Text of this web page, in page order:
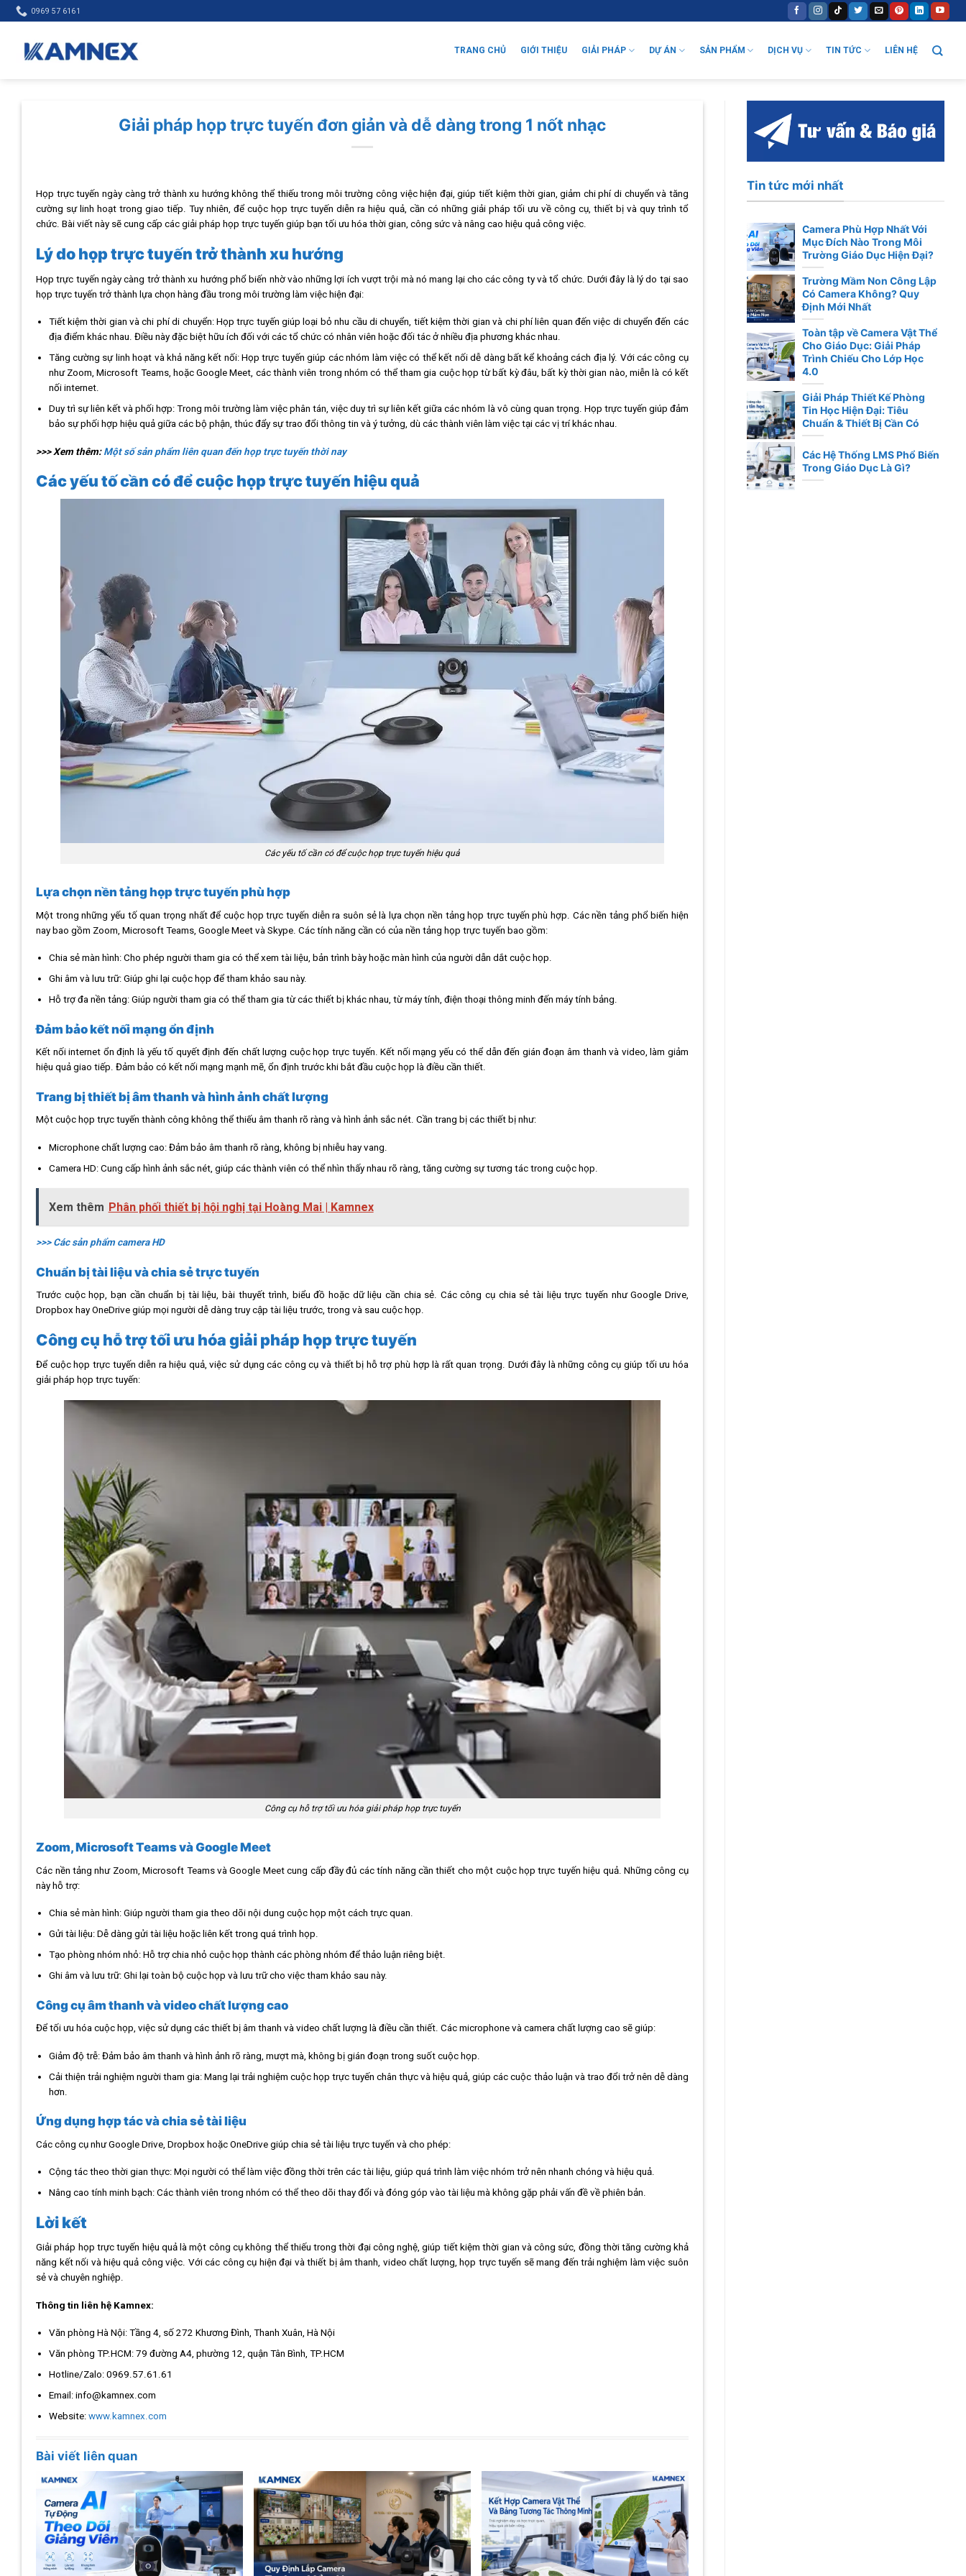
Skip
to
0969 57 6161
TRANG CHỦ GIỚI THIỆU GIẢI PHÁP DỰ ÁN SẢN PHẨM DỊCH VỤ TIN TỨC LIÊN HỆ
Giải pháp họp trực tuyến đơn giản và dễ dàng trong 1 nốt nhạc
Họp trực tuyến ngày càng trở thành xu hướng không thể thiếu trong môi trường công việc hiện đại, giúp tiết kiệm thời gian, giảm chi phí di chuyển và tăng
cường sự linh hoạt trong giao tiếp. Tuy nhiên, để cuộc họp trực tuyến diễn ra hiệu quả, cần có những giải pháp tối ưu về công cụ, thiết bị và quy trình tổ
chức. Bài viết này sẽ cung cấp các giải pháp họp trực tuyến giúp bạn tối ưu hóa thời gian, công sức và nâng cao hiệu quả công việc.
Lý do họp trực tuyến trở thành xu hướng
Họp trực tuyến ngày càng trở thành xu hướng phổ biến nhờ vào những lợi ích vượt trội mà nó mang lại cho các công ty và tổ chức. Dưới đây là lý do tại sao
họp trực tuyến trở thành lựa chọn hàng đầu trong môi trường làm việc hiện đại:
Tiết kiệm thời gian và chi phí di chuyển: Họp trực tuyến giúp loại bỏ nhu cầu di chuyển, tiết kiệm thời gian và chi phí liên quan đến việc di chuyển đến các
địa điểm khác nhau. Điều này đặc biệt hữu ích đối với các tổ chức có nhân viên hoặc đối tác ở nhiều địa phương khác nhau.
Tăng cường sự linh hoạt và khả năng kết nối: Họp trực tuyến giúp các nhóm làm việc có thể kết nối dễ dàng bất kể khoảng cách địa lý. Với các công cụ
như Zoom, Microsoft Teams, hoặc Google Meet, các thành viên trong nhóm có thể tham gia cuộc họp từ bất kỳ đâu, bất kỳ thời gian nào, miễn là có kết
nối internet.
Duy trì sự liên kết và phối hợp: Trong môi trường làm việc phân tán, việc duy trì sự liên kết giữa các nhóm là vô cùng quan trọng. Họp trực tuyến giúp đảm
bảo sự phối hợp hiệu quả giữa các bộ phận, thúc đẩy sự trao đổi thông tin và ý tưởng, dù các thành viên làm việc tại các vị trí khác nhau.
>>> Xem thêm:Một số sản phẩm liên quan đến họp trực tuyến thời nay
Các yếu tố cần có để cuộc họp trực tuyến hiệu quả
Các yếu tố cần có để cuộc họp trực tuyến hiệu quả
Lựa chọn nền tảng họp trực tuyến phù hợp
Một trong những yếu tố quan trọng nhất để cuộc họp trực tuyến diễn ra suôn sẻ là lựa chọn nền tảng họp trực tuyến phù hợp. Các nền tảng phổ biến hiện
nay bao gồm Zoom, Microsoft Teams, Google Meet và Skype. Các tính năng cần có của nền tảng họp trực tuyến bao gồm:
Chia sẻ màn hình: Cho phép người tham gia có thể xem tài liệu, bản trình bày hoặc màn hình của người dẫn dắt cuộc họp.
Ghi âm và lưu trữ: Giúp ghi lại cuộc họp để tham khảo sau này.
Hỗ trợ đa nền tảng: Giúp người tham gia có thể tham gia từ các thiết bị khác nhau, từ máy tính, điện thoại thông minh đến máy tính bảng.
Đảm bảo kết nối mạng ổn định
Kết nối internet ổn định là yếu tố quyết định đến chất lượng cuộc họp trực tuyến. Kết nối mạng yếu có thể dẫn đến gián đoạn âm thanh và video, làm giảm
hiệu quả giao tiếp. Đảm bảo có kết nối mạng mạnh mẽ, ổn định trước khi bắt đầu cuộc họp là điều cần thiết.
Trang bị thiết bị âm thanh và hình ảnh chất lượng
Một cuộc họp trực tuyến thành công không thể thiếu âm thanh rõ ràng và hình ảnh sắc nét. Cần trang bị các thiết bị như:
Microphone chất lượng cao: Đảm bảo âm thanh rõ ràng, không bị nhiễu hay vang.
Camera HD: Cung cấp hình ảnh sắc nét, giúp các thành viên có thể nhìn thấy nhau rõ ràng, tăng cường sự tương tác trong cuộc họp.
Xem thêm Phân phối thiết bị hội nghị tại Hoàng Mai | Kamnex
>>> Các sản phẩm camera HD
Chuẩn bị tài liệu và chia sẻ trực tuyến
Trước cuộc họp, bạn cần chuẩn bị tài liệu, bài thuyết trình, biểu đồ hoặc dữ liệu cần chia sẻ. Các công cụ chia sẻ tài liệu trực tuyến như Google Drive,
Dropbox hay OneDrive giúp mọi người dễ dàng truy cập tài liệu trước, trong và sau cuộc họp.
Công cụ hỗ trợ tối ưu hóa giải pháp họp trực tuyến
Để cuộc họp trực tuyến diễn ra hiệu quả, việc sử dụng các công cụ và thiết bị hỗ trợ phù hợp là rất quan trọng. Dưới đây là những công cụ giúp tối ưu hóa
giải pháp họp trực tuyến:
Công cụ hỗ trợ tối ưu hóa giải pháp họp trực tuyến
Zoom, Microsoft Teams và Google Meet
Các nền tảng như Zoom, Microsoft Teams và Google Meet cung cấp đầy đủ các tính năng cần thiết cho một cuộc họp trực tuyến hiệu quả. Những công cụ
này hỗ trợ:
Chia sẻ màn hình: Giúp người tham gia theo dõi nội dung cuộc họp một cách trực quan.
Gửi tài liệu: Dễ dàng gửi tài liệu hoặc liên kết trong quá trình họp.
Tạo phòng nhóm nhỏ: Hỗ trợ chia nhỏ cuộc họp thành các phòng nhóm để thảo luận riêng biệt.
Ghi âm và lưu trữ: Ghi lại toàn bộ cuộc họp và lưu trữ cho việc tham khảo sau này.
Công cụ âm thanh và video chất lượng cao
Để tối ưu hóa cuộc họp, việc sử dụng các thiết bị âm thanh và video chất lượng là điều cần thiết. Các microphone và camera chất lượng cao sẽ giúp:
Giảm độ trễ: Đảm bảo âm thanh và hình ảnh rõ ràng, mượt mà, không bị gián đoạn trong suốt cuộc họp.
Cải thiện trải nghiệm người tham gia: Mang lại trải nghiệm cuộc họp trực tuyến chân thực và hiệu quả, giúp các cuộc thảo luận và trao đổi trở nên dễ dàng
hơn.
Ứng dụng hợp tác và chia sẻ tài liệu
Các công cụ như Google Drive, Dropbox hoặc OneDrive giúp chia sẻ tài liệu trực tuyến và cho phép:
Cộng tác theo thời gian thực: Mọi người có thể làm việc đồng thời trên các tài liệu, giúp quá trình làm việc nhóm trở nên nhanh chóng và hiệu quả.
Nâng cao tính minh bạch: Các thành viên trong nhóm có thể theo dõi thay đổi và đóng góp vào tài liệu mà không gặp phải vấn đề về phiên bản.
Lời kết
Giải pháp họp trực tuyến hiệu quả là một công cụ không thể thiếu trong thời đại công nghệ, giúp tiết kiệm thời gian và công sức, đồng thời tăng cường khả
năng kết nối và hiệu quả công việc. Với các công cụ hiện đại và thiết bị âm thanh, video chất lượng, họp trực tuyến sẽ mang đến trải nghiệm làm việc suôn
sẻ và chuyên nghiệp.
Thông tin liên hệ Kamnex:
Văn phòng Hà Nội: Tầng 4, số 272 Khương Đình, Thanh Xuân, Hà Nội
Văn phòng TP.HCM: 79 đường A4, phường 12, quận Tân Bình, TP.HCM
Hotline/Zalo: 0969.57.61.61
Email: info@kamnex.com
Website: www.kamnex.com
Bài viết liên quan
Tin tức mới nhất
Camera Phù Hợp Nhất Với
Mục Đích Nào Trong Môi
Trường Giáo Dục Hiện Đại?
Trường Mầm Non Công Lập
Có Camera Không? Quy
Định Mới Nhất
Toàn tập về Camera Vật Thể
Cho Giáo Dục: Giải Pháp
Trình Chiếu Cho Lớp Học
4.0
Giải Pháp Thiết Kế Phòng
Tin Học Hiện Đại: Tiêu
Chuẩn & Thiết Bị Cần Có
Các Hệ Thống LMS Phổ Biến
Trong Giáo Dục Là Gì?